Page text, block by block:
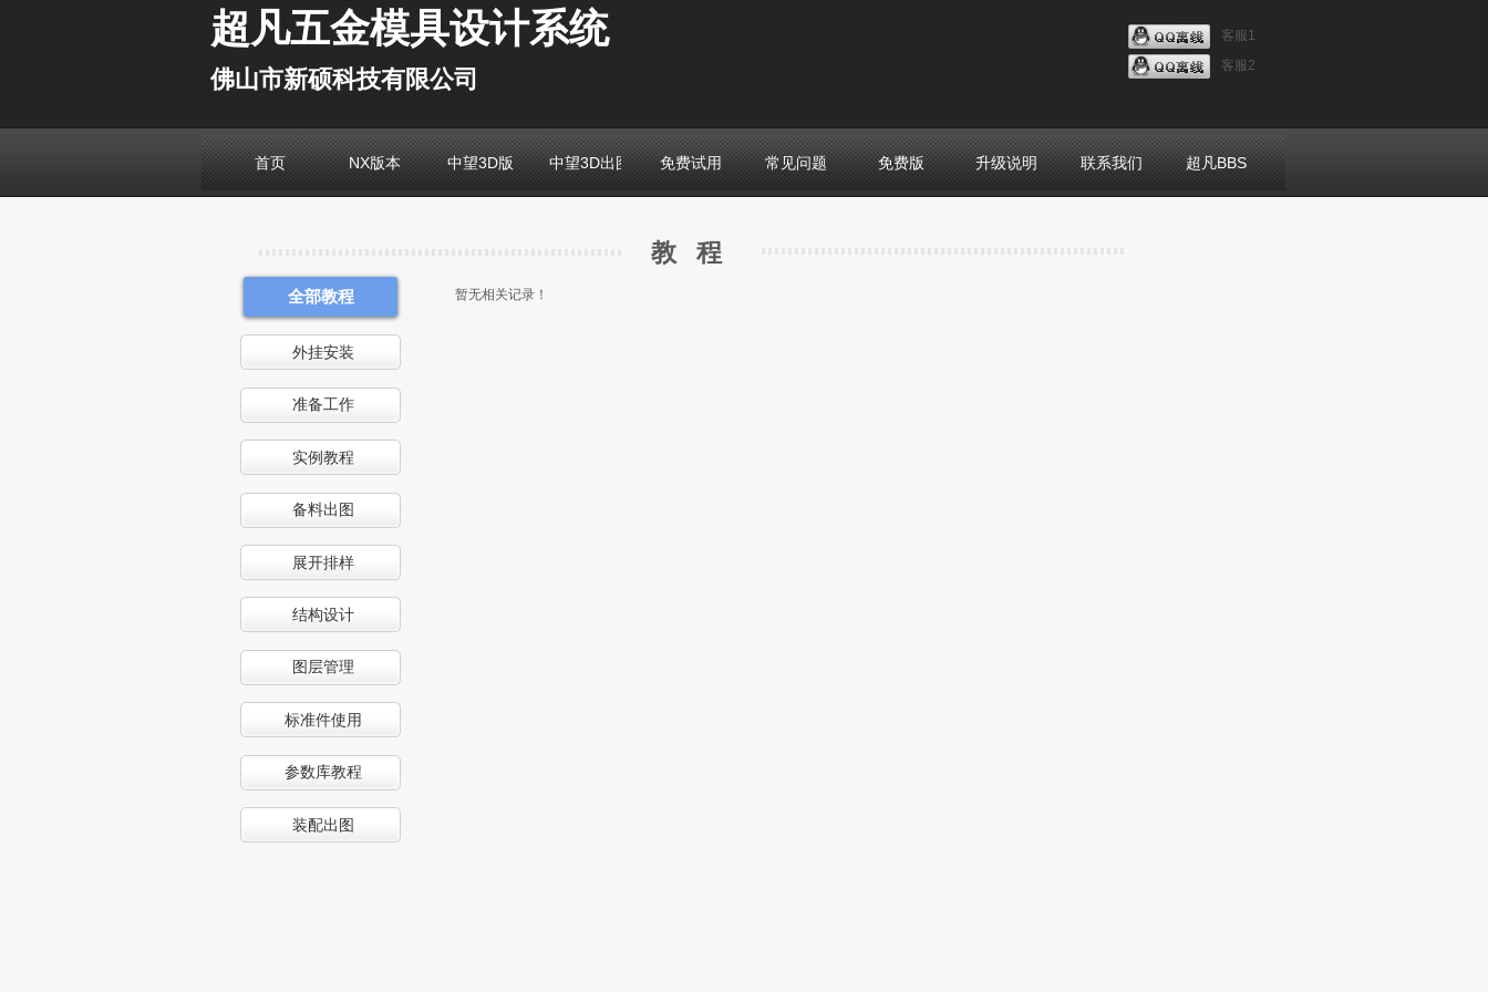
超凡五金模具设计系统
客服1
客服2
佛山市新硕科技有限公司
首页 NX版本 中望3D版 中望3D出图版 免费试用 常见问题 免费版 升级说明 联系我们 超凡BBS
​​​​​​​​ 教 程
全部教程 暂无相关记录！
外挂安装
准备工作
实例教程
备料出图
展开排样
结构设计
图层管理
标准件使用
参数库教程
装配出图